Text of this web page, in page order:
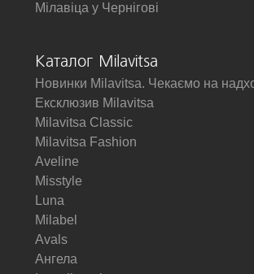
Мілавіца у Чернігові
Каталог Milavitsa
Новинки Milavitsa. Чекаємо на
Ексклюзив Milavitsa
Milavitsa Classic
Milavitsa Fashion
Aveline
Misstyle
Luna
Milabel
Avals
Ангела